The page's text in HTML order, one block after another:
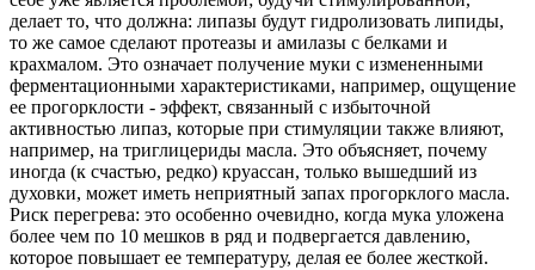
делает то, что должна: липазы будут гидролизовать липиды,
то же самое сделают протеазы и амилазы с белками и
крахмалом. Это означает получение муки с измененными
ферментационными характеристиками, например, ощущение
ее прогорклости - эффект, связанный с избыточной
активностью липаз, которые при стимуляции также влияют,
например, на триглицериды масла. Это объясняет, почему
иногда (к счастью, редко) круассан, только вышедший из
духовки, может иметь неприятный запах прогорклого масла.
Риск перегрева: это особенно очевидно, когда мука уложена
более чем по 10 мешков в ряд и подвергается давлению,
которое повышает ее температуру, делая ее более жесткой.